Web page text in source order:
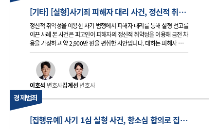
[기타] [실형]사기죄 피해자 대리 사건, 정신적 취약성 악용한 편취 범행 실형 선고 사례
정신적 취약성을 이용한 사기 범행에서 피해자 대리를 통해 실형 선고를
이끈 사례 본 사건은 피고인이 피해자의 정신적 취약성을 이용해 금전 차
용을 가장하고 약 2,900만 원을 편취한 사안입니다. 태하는 피해자 대리
인으로서 기망행위와 범행 이후의 태도를 체계적으로 정리해 피고인에
게 징역 8개월의 실형이 선고되도록 조력했습니다. 의뢰인 혐의 본 사건
이호석 변호사김계선 변호사
경제범죄
[집행유예] 사기 1심 실형 사건, 항소심 합의로 집행유예 선고된 사례